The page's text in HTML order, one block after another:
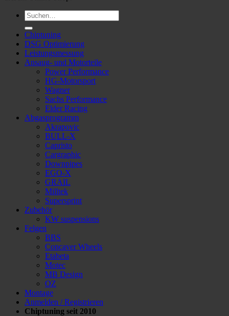
Suche
nach:
Chiptuning
DSG Optimierung
Leistungsmessung
Ansaug- und Motorteile
Power Performance
HG-Motorsport
Wagner
Sachs Performance
Elder Racing
Abgasprogramm
Akrapovic
BULL-X
Capristo
Cargraphic
Downpipes
EGO-X
GRAIL
Milltek
Supersprint
Zubehör
KW suspensions
Felgen
BBS
Concaver Wheels
Etabeta
Motec
MB Design
OZ
Montage
Anmelden / Registrieren
Chiptuning seit 2010